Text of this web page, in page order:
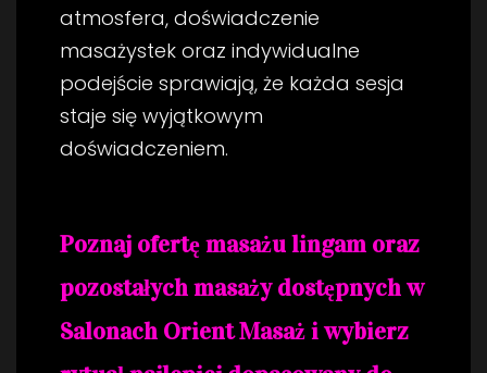
atmosfera, doświadczenie
masażystek oraz indywidualne
podejście sprawiają, że każda sesja
staje się wyjątkowym
doświadczeniem.
Poznaj ofertę masażu lingam oraz
pozostałych masaży dostępnych w
Salonach Orient Masaż i wybierz